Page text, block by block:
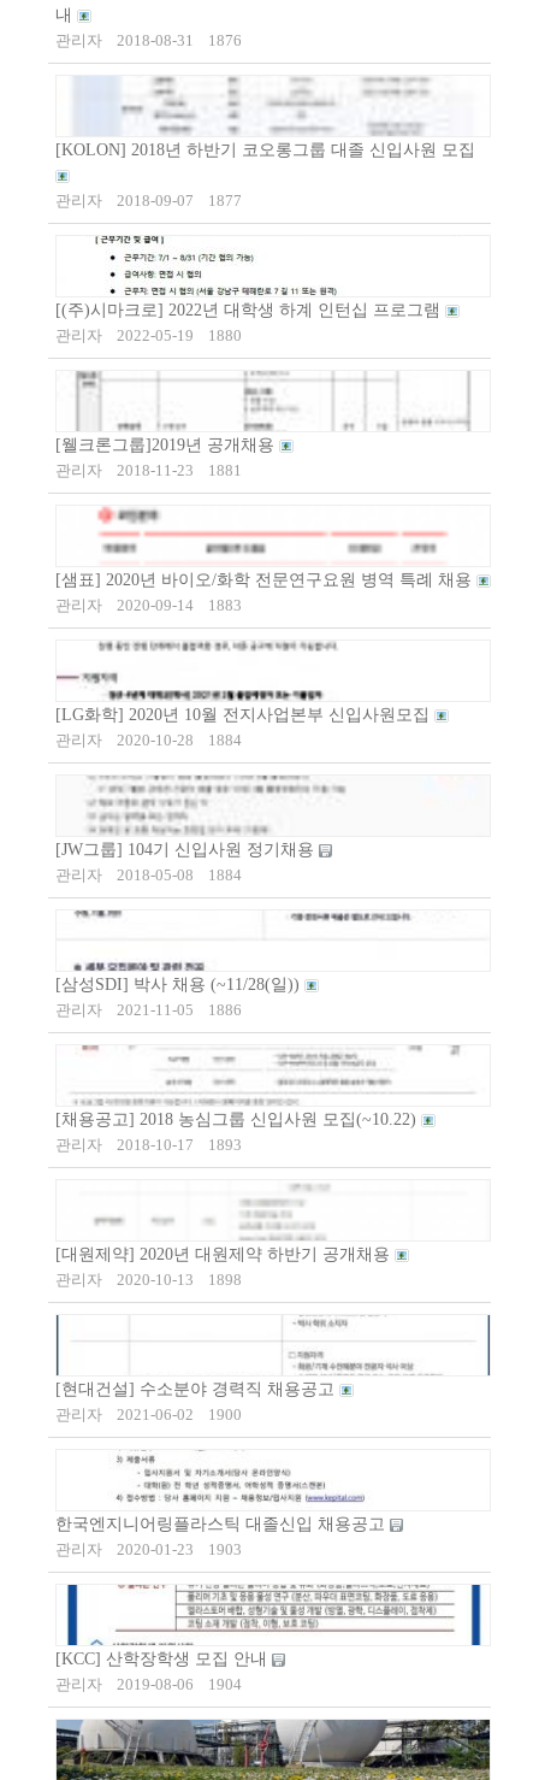
내
관리자
2018-08-31 1876
[KOLON] 2018년 하반기 코오롱그룹 대졸 신입사원 모집
관리자 2018-09-07 1877
[(주)시마크로] 2022년 대학생 하계 인턴십 프로그램
관리자
2022-05-19 1880
[웰크론그룹]2019년 공개채용
관리자
2018-11-23 1881
[샘표] 2020년 바이오/화학 전문연구요원 병역 특례 채용
관리자
2020-09-14 1883
[LG화학] 2020년 10월 전지사업본부 신입사원모집
관리자
2020-10-28 1884
[JW그룹] 104기 신입사원 정기채용
관리자
2018-05-08 1884
[삼성SDI] 박사 채용 (~11/28(일))
관리자
2021-11-05 1886
[채용공고] 2018 농심그룹 신입사원 모집(~10.22)
관리자
2018-10-17 1893
[대원제약] 2020년 대원제약 하반기 공개채용
관리자
2020-10-13 1898
[현대건설] 수소분야 경력직 채용공고
관리자
2021-06-02 1900
한국엔지니어링플라스틱 대졸신입 채용공고
관리자
2020-01-23 1903
[KCC] 산학장학생 모집 안내
관리자
2019-08-06 1904